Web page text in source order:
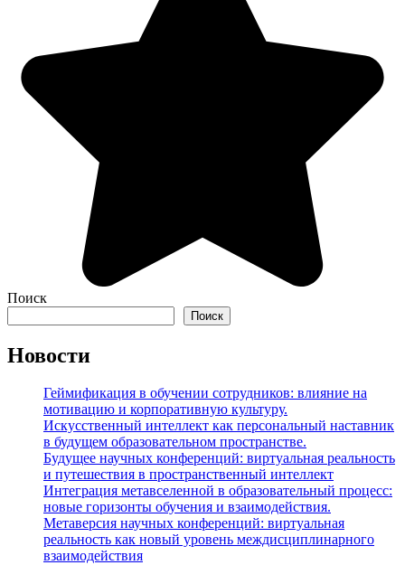
Поиск
Поиск
Новости
Геймификация в обучении сотрудников: влияние на
мотивацию и корпоративную культуру.
Искусственный интеллект как персональный наставник
в будущем образовательном пространстве.
Будущее научных конференций: виртуальная реальность
и путешествия в пространственный интеллект
Интеграция метавселенной в образовательный процесс:
новые горизонты обучения и взаимодействия.
Метаверсия научных конференций: виртуальная
реальность как новый уровень междисциплинарного
взаимодействия